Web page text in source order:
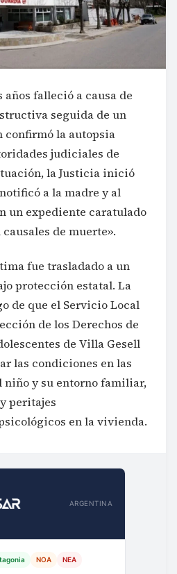
años falleció a causa de
seguida de un
confirmó la autopsia
judiciales de
la Justicia inició
a la madre y al
un expediente caratulado
de muerte».
fue trasladado a un
protección estatal. La
de que el Servicio Local
de los Derechos de
de Villa Gesell
las condiciones en las
niño y su entorno familiar,
peritajes
en la vivienda.
ARGENTINA
NOA NEA